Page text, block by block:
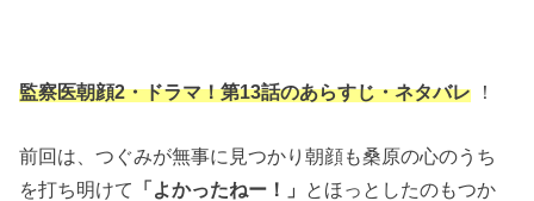
監察医朝顔2・ドラマ！第13話のあらすじ・ネタバレ ！
前回は、つぐみが無事に見つかり朝顔も桑原の心のうち
を打ち明けて
「よかったねー！」 とほっとしたのもつか